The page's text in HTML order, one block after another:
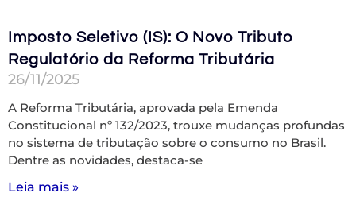
Imposto Seletivo (IS): O Novo Tributo
Regulatório da Reforma Tributária
26/11/2025
A Reforma Tributária, aprovada pela Emenda
Constitucional nº 132/2023, trouxe mudanças profundas
no sistema de tributação sobre o consumo no Brasil.
Dentre as novidades, destaca-se
Leia mais »